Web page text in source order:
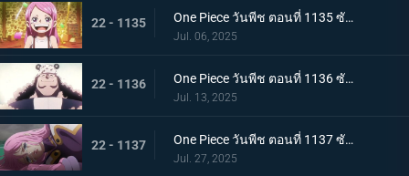
22 - 1135 One Piece วันพีช ตอนที่ 1135 ซับไทย สู่ทะเลที่พ่ออยู่ อนาคตที่บอนนี่เลือก
Jul. 06, 2025
22 - 1136 One Piece วันพีช ตอนที่ 1136 ซับไทย ชีวิตของคุมะ
Jul. 13, 2025
22 - 1137 One Piece วันพีช ตอนที่ 1137 ซับไทย ขอโทษนะคุณพ่อ น้ำตาของบอนนี่กับหมัดของคุมะ
Jul. 27, 2025